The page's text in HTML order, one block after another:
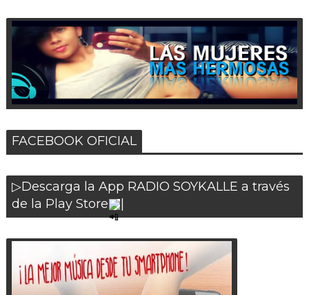
FACEBOOK OFICIAL
▷Descarga la App RADIO SOYKALLE a través
de la Play Store